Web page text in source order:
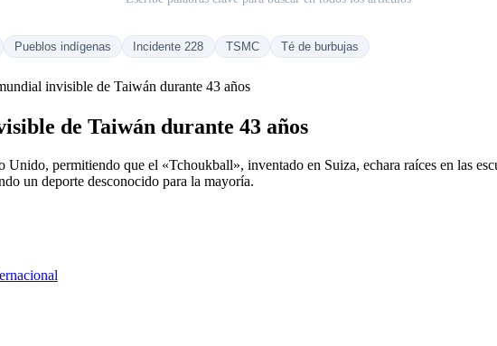
Pueblos indígenas Incidente 228 TSMC Té de burbujas
invisible de Taiwán durante 43 años
de Taiwán durante 43 años
permitiendo que el «Tchoukball», inventado en Suiza, echara raíces en las
un deporte desconocido para la mayoría.